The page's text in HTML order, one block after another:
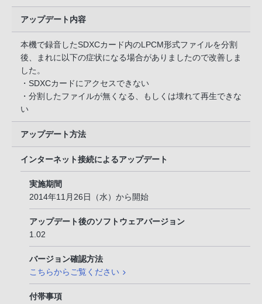
アップデート内容
本機で録音したSDXCカード内のLPCM形式ファイルを分割
後、まれに以下の症状になる場合がありましたので改善しま
した。
・SDXCカードにアクセスできない
・分割したファイルが無くなる、もしくは壊れて再生できな
い
アップデート方法
インターネット接続によるアップデート
実施期間
2014年11月26日（水）から開始
アップデート後のソフトウェアバージョン
1.02
バージョン確認方法
こちらからご覧ください
付帯事項